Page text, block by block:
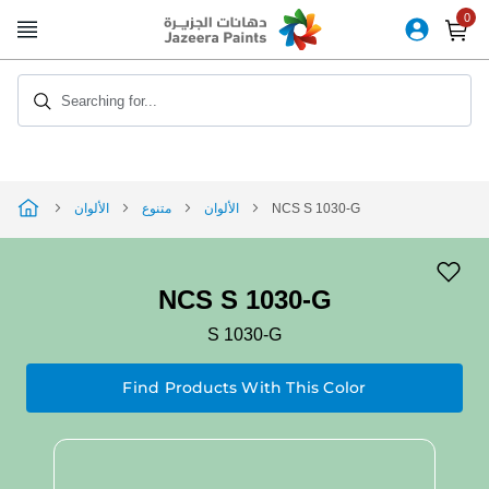
to
Searching for...
الألوان متنوع الألوان NCS S 1030-G
NCS S 1030-G
S 1030-G
Find Products With This Color